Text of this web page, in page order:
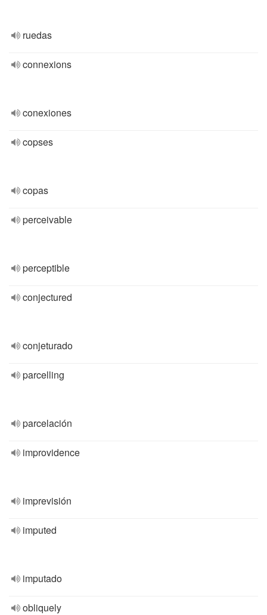
ruedas
connexions
conexiones
copses
copas
perceivable
perceptible
conjectured
conjeturado
parcelling
parcelación
improvidence
imprevisión
imputed
imputado
obliquely